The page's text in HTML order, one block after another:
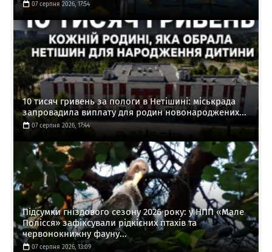
07 серпня 2026, 17:54
10 тисяч гривень за пологи в Нетішині: міськрада
запровадила виплату для родин новонароджених...
07 серпня 2026, 17:44
Підсумки гніздового сезону 2026 року: у НПП «Мале
Полісся» зафіксували рідкісних птахів та
червонокнижну фауну...
07 серпня 2026, 13:09